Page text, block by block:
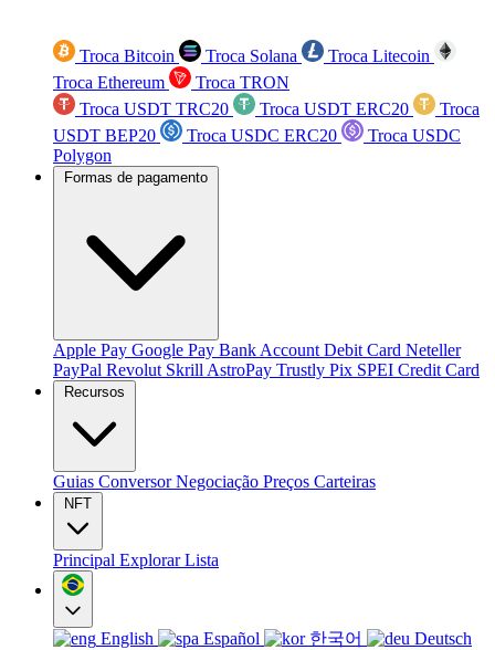
Troca Bitcoin Troca Solana
Troca Litecoin
Troca Ethereum
Troca TRON
Troca USDT TRC20
Troca USDT ERC20
Troca
USDT BEP20
Troca USDC ERC20
Troca USDC
Polygon
Formas de pagamento
Apple Pay Google Pay Bank Account Debit Card Neteller
PayPal Revolut Skrill AstroPay Trustly Pix SPEI Credit Card
Recursos
Guias ConversorNegociação Preços Carteiras
NFT
Principal ExplorarLista
English Español 한국어
Deutsch